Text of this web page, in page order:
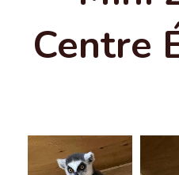
Centre